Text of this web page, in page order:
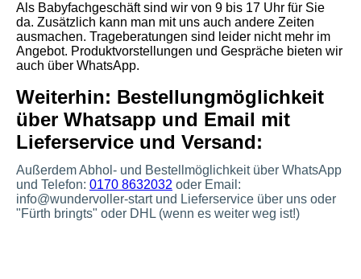
Als Babyfachgeschäft sind wir von 9 bis 17 Uhr für Sie
da. Zusätzlich kann man mit uns auch andere Zeiten
ausmachen. Trageberatungen sind leider nicht mehr im
Angebot. Produktvorstellungen und Gespräche bieten wir
auch über WhatsApp.
Weiterhin: Bestellungmöglichkeit
über Whatsapp und Email mit
Lieferservice und Versand:
Außerdem Abhol- und Bestellmöglichkeit über WhatsApp
und Telefon: 0170 8632032 oder Email:
info@wundervoller-start und Lieferservice über uns oder
"Fürth bringts" oder DHL (wenn es weiter weg ist!)